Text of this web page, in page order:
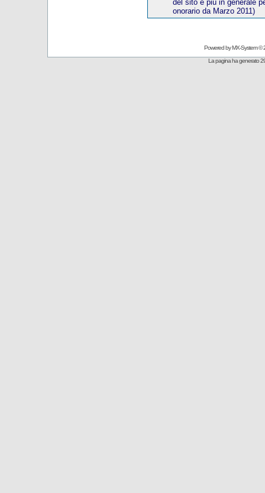
del sito e più in generale
onorario da Marzo 2011)
Powered byMX-System©
La pagina ha generato